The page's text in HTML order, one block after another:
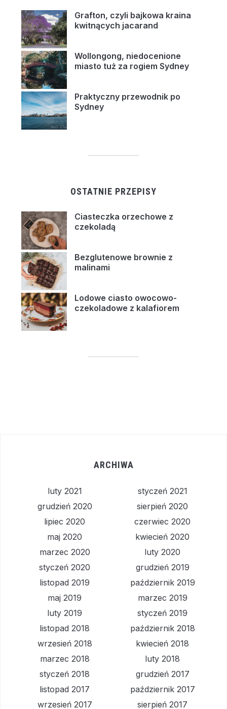
Grafton, czyli bajkowa kraina
kwitnących jacarand
Wollongong, niedocenione
miasto tuż za rogiem Sydney
Praktyczny przewodnik po
Sydney
OSTATNIE PRZEPISY
Ciasteczka orzechowe z
czekoladą
Bezglutenowe brownie z
malinami
Lodowe ciasto owocowo-
czekoladowe z kalafiorem
ARCHIWA
luty 2021
styczeń 2021
grudzień 2020
sierpień 2020
lipiec 2020
czerwiec 2020
maj 2020
kwiecień 2020
marzec 2020
luty 2020
styczeń 2020
grudzień 2019
listopad 2019
październik 2019
maj 2019
marzec 2019
luty 2019
styczeń 2019
listopad 2018
październik 2018
wrzesień 2018
kwiecień 2018
marzec 2018
luty 2018
styczeń 2018
grudzień 2017
listopad 2017
październik 2017
wrzesień 2017
sierpień 2017